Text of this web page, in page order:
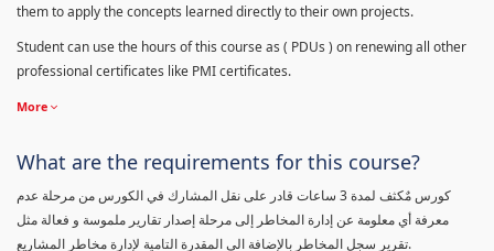
them to apply the concepts learned directly to their own projects.
Student can use the hours of this course as ( PDUs ) on renewing all other
professional certificates like PMI certificates.
More
What are the requirements for this course?
كورس مٌكثف لمدة 3 ساعات قادر على نقل المشارك في الكورس من مرحلة عدم
معرفة أي معلومة عن إدارة المخاطر إلى مرحلة إصدار تقارير ملموسة و فعالة مثل
تقرير سجل المخاطر بالإضافة الى المقدرة التامية لإدارة مخاطر المشاريع.